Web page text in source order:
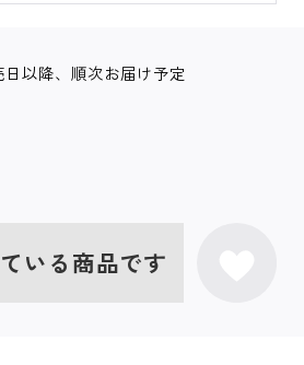
日以降、順次お届け予定
いる商品です